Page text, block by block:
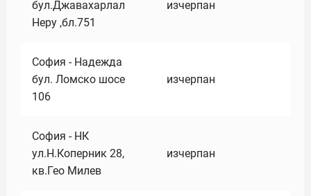
бул.Джавахарлал
Неру ,бл.751
изчерпан
София - Надежда
бул. Ломско шосе
106
изчерпан
София - НК
ул.Н.Коперник 28,
кв.Гео Милев
изчерпан